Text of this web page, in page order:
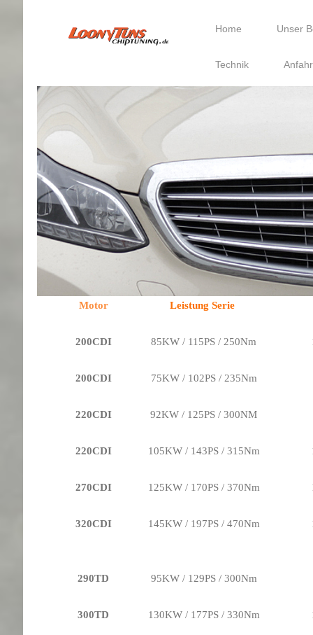
Home Unser
Technik
Motor Leistung Serie
200CDI 85KW / 115PS / 250Nm
200CDI 75KW / 102PS / 235Nm
220CDI 92KW / 125PS / 300NM
220CDI 105KW / 143PS / 315Nm
270CDI 125KW / 170PS / 370Nm
320CDI 145KW / 197PS / 470Nm
290TD 95KW / 129PS / 300Nm
300TD 130KW / 177PS / 330Nm